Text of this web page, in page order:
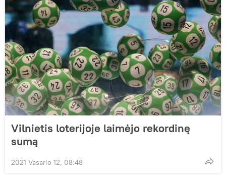
Vilnietis loterijoje laimėjo rekordinę
sumą
2021 Vasario 12, 08:48